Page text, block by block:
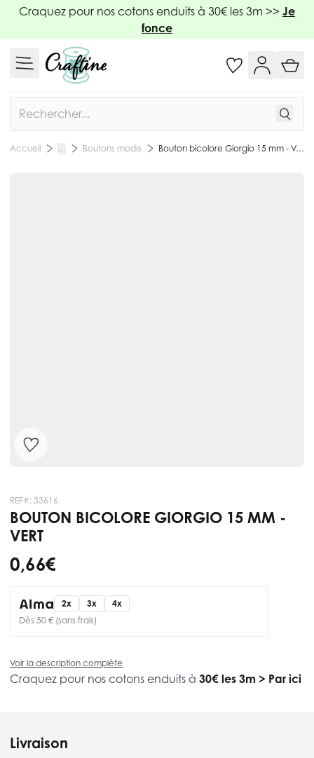
Allez au contenu
Craquez pour nos cotons enduits à 30€ les 3m >> Je
fonce
Accueil … Boutons mode Bouton bicolore Giorgio 15 mm - Vert
REF#: 33616
BOUTON BICOLORE GIORGIO 15 MM -
VERT
0,66 €
2x 3x
4x
Dès 50 € (sans frais)
Voir la description complète
Craquez pour nos cotons enduits à 30€ les 3m > Par ici
Livraison